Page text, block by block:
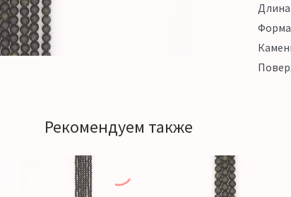
Длина
Форма
Рекомендуем также